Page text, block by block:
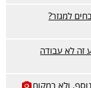
למגזר?
זה לא עבודה
ולא במקום